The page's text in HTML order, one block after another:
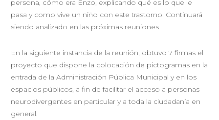
persona, cómo era Enzo, explicando qué es lo que le
pasa y como vive un niño con este trastorno. Continuará
siendo analizado en las próximas reuniones.
En la siguiente instancia de la reunión, obtuvo 7 firmas el
proyecto que dispone la colocación de pictogramas en la
entrada de la Administración Pública Municipal y en los
espacios públicos, a fin de facilitar el acceso a personas
neurodivergentes en particular y a toda la ciudadanía en
general.